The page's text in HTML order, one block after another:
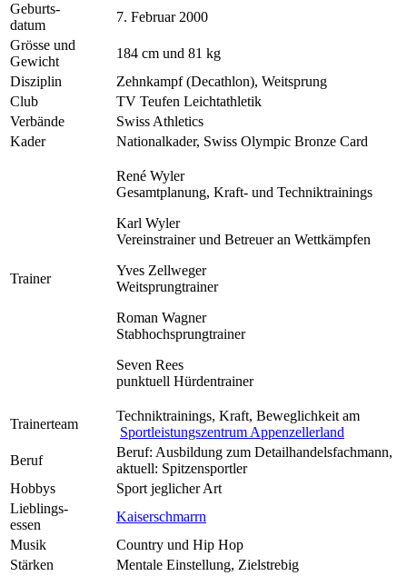
Geburts-
datum
7. Februar 2000
Grösse und
Gewicht
184 cm und 81 kg
Disziplin
Zehnkampf (Decathlon), Weitsprung
Club
TV Teufen Leichtathletik
Verbände
Swiss Athletics
Kader
Nationalkader, Swiss Olympic Bronze Card
Trainer
René Wyler
Gesamtplanung, Kraft- und Techniktrainings
Karl Wyler
Vereinstrainer und Betreuer an Wettkämpfen
Yves Zellweger
Weitsprungtrainer
Roman Wagner
Stabhochsprungtrainer
Seven Rees
punktuell Hürdentrainer
Trainerteam
Techniktrainings, Kraft, Beweglichkeit am
Sportleistungszentrum Appenzellerland
Beruf
Beruf: Ausbildung zum Detailhandelsfachmann,
aktuell: Spitzensportler
Hobbys
Sport jeglicher Art
Lieblings-
essen
Kaiserschmarrn
Musik
Country und Hip Hop
Stärken
Mentale Einstellung, Zielstrebig